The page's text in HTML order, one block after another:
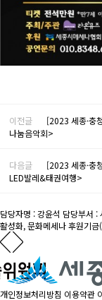
이전글
[2023 세종·충
나눔음악회>
다음글
[2023 세종·충
LED발레&태권여행>
담당자명 : 강윤석 담당부서 :
활성화, 문화메세나 후원기
개인정보처리방침 이용약관